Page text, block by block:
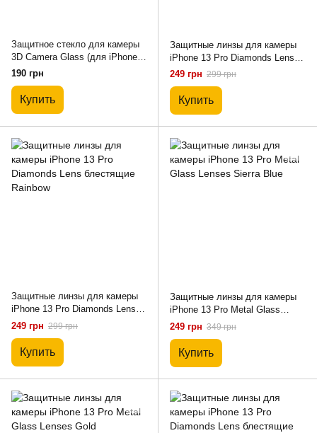
Защитное стекло для камеры
3D Camera Glass (для iPhone
13 Pro)
190 грн
Купить
Защитные линзы для камеры
iPhone 13 Pro Diamonds Lens
блестящие Silver
249 грн 299 грн
Купить
Защитные линзы для камеры
iPhone 13 Pro Diamonds Lens
блестящие Rainbow
249 грн 299 грн
Купить
Защитные линзы для камеры
iPhone 13 Pro Metal Glass
Lenses Sierra Blue
249 грн 349 грн
Купить